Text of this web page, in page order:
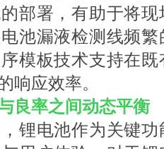
部署，有助于将
池漏液检测线频
模板技术支持在
响应效率。
良率之间动态平衡
锂电池作为关键